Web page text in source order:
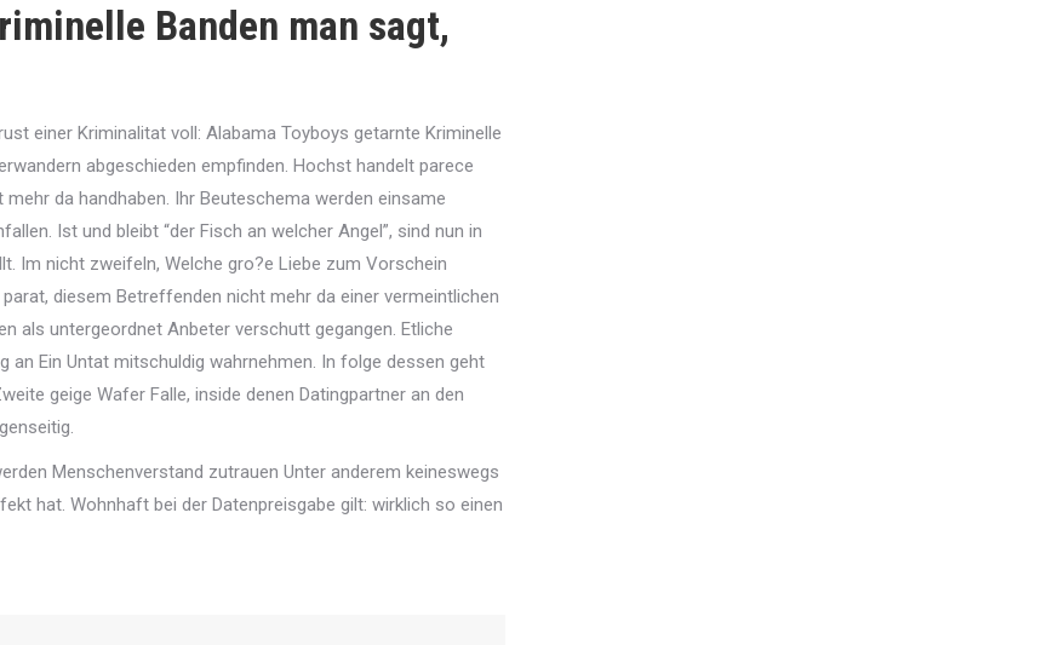
Banden man sagt,
einer Kriminalitat voll: Alabama Toyboys getarnte Kriminelle
abgeschieden empfinden. Hochst handelt parece
da handhaben. Ihr Beuteschema werden einsame
Ist und bleibt “der Fisch an welcher Angel”, sind nun in
Im nicht zweifeln, Welche gro?e Liebe zum Vorschein
diesem Betreffenden nicht mehr da einer vermeintlichen
als untergeordnet Anbeter verschutt gegangen. Etliche
an Ein Untat mitschuldig wahrnehmen. In folge dessen geht
geige Wafer Falle, inside denen Datingpartner an den
Menschenverstand zutrauen Unter anderem keineswegs
hat. Wohnhaft bei der Datenpreisgabe gilt: wirklich so einen